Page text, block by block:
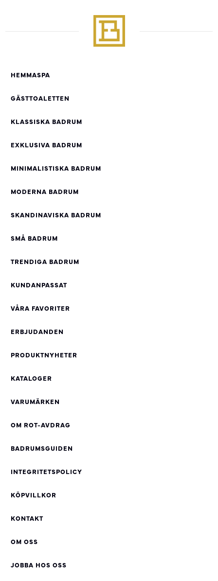
HEMMASPA
GÄSTTOALETTEN
KLASSISKA BADRUM
EXKLUSIVA BADRUM
MINIMALISTISKA BADRUM
MODERNA BADRUM
SKANDINAVISKA BADRUM
SMÅ BADRUM
TRENDIGA BADRUM
KUNDANPASSAT
VÅRA FAVORITER
ERBJUDANDEN
PRODUKTNYHETER
KATALOGER
VARUMÄRKEN
OM ROT-AVDRAG
BADRUMSGUIDEN
INTEGRITETSPOLICY
KÖPVILLKOR
KONTAKT
OM OSS
JOBBA HOS OSS